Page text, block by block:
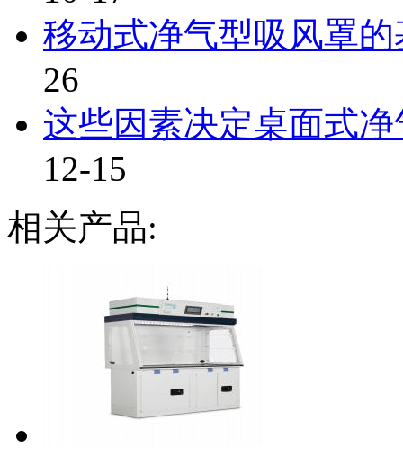
移动式净气型吸风罩
26
这些因素决定桌面式
12-15
相关产品: